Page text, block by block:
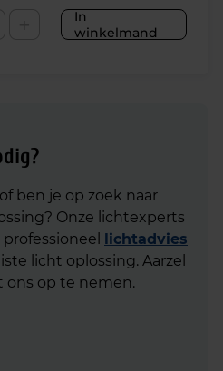
In
winkelmand
ben je op zoek naar
Onze lichtexperts
lichtadvies
licht oplossing. Aarzel
op te nemen.